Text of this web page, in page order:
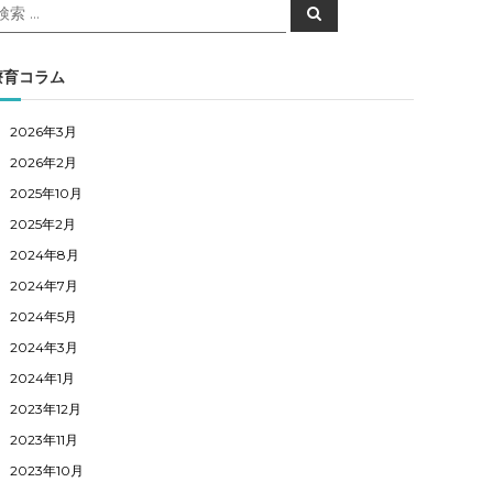
検
索
育コラム
2026年3月
2026年2月
2025年10月
2025年2月
2024年8月
2024年7月
2024年5月
2024年3月
2024年1月
2023年12月
2023年11月
2023年10月